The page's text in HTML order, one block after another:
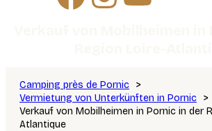
Camping près de Pornic
Vermietung von Unterkünften in Pornic
Verkauf von Mobilheimen in Pornic in der
Atlantique